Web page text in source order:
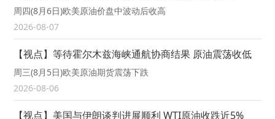
周四(8月6日)欧美原油价盘中波动后收高
2026-08-07
【视点】等待霍尔木兹海峡通航协商结果 原油震荡收低
周三(8月5日)欧美原油期货震荡下跌
2026-08-06
【视点】美国与伊朗谈判进展顺利 WTI原油收跌近5%